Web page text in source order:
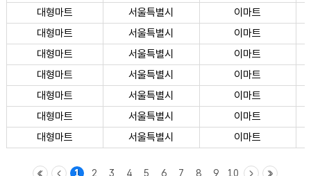
대형마트
서울특별시
이마트
대형마트
서울특별시
이마트
대형마트
서울특별시
이마트
대형마트
서울특별시
이마트
대형마트
서울특별시
이마트
대형마트
서울특별시
이마트
대형마트
서울특별시 이마트
1 2 3 4 5 6 7 8 9 10